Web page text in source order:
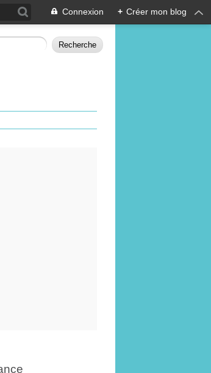
Connexion + Créer mon blog